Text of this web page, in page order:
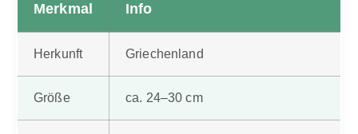
Merkmal Info
Herkunft Griechenland
Größe ca. 24–30 cm